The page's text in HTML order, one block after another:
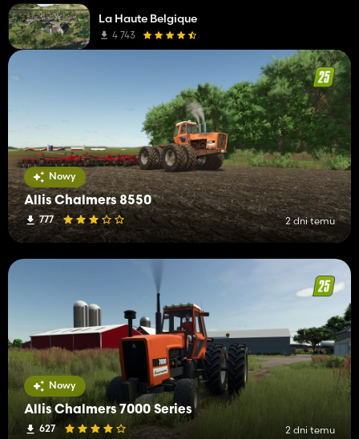
Nowy
Allis Chalmers 8550
777 2 dni temu
Nowy
Allis Chalmers 7000 Series
627 2 dni temu
La Haute Belgique
4 743